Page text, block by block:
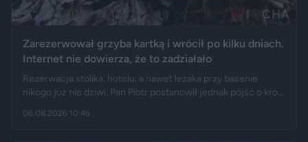
Zarezerwował grzyba kartką i wrócił po kilku dniach.
Internet nie dowierza, że to zadziałało
Rezerwacja stolika, hotelu, a nawet leżaka przy basenie
nikogo już nie dziwi. Pan Piotr postanowił jednak pójść o krok
„Fakt”, po kilku dniach wrócił w to samo miejsce i odkrył, że
06.08.2026 10:46